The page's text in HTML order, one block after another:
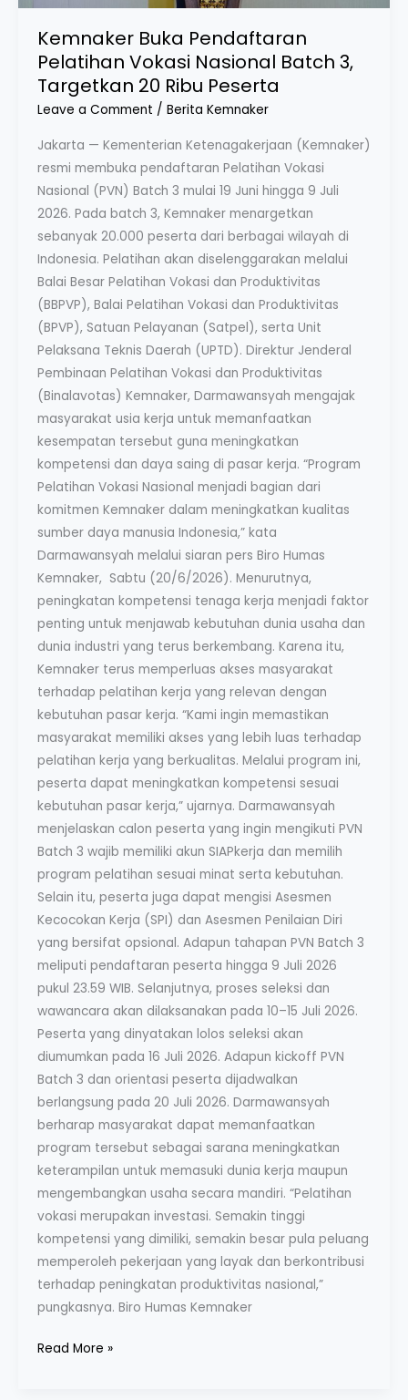
Kemnaker Buka Pendaftaran
Pelatihan Vokasi Nasional Batch 3,
Targetkan 20 Ribu Peserta
Leave a Comment / Berita Kemnaker
Jakarta — Kementerian Ketenagakerjaan (Kemnaker)
resmi membuka pendaftaran Pelatihan Vokasi
Nasional (PVN) Batch 3 mulai 19 Juni hingga 9 Juli
2026. Pada batch 3, Kemnaker menargetkan
sebanyak 20.000 peserta dari berbagai wilayah di
Indonesia. Pelatihan akan diselenggarakan melalui
Balai Besar Pelatihan Vokasi dan Produktivitas
(BBPVP), Balai Pelatihan Vokasi dan Produktivitas
(BPVP), Satuan Pelayanan (Satpel), serta Unit
Pelaksana Teknis Daerah (UPTD). Direktur Jenderal
Pembinaan Pelatihan Vokasi dan Produktivitas
(Binalavotas) Kemnaker, Darmawansyah mengajak
masyarakat usia kerja untuk memanfaatkan
kesempatan tersebut guna meningkatkan
kompetensi dan daya saing di pasar kerja. “Program
Pelatihan Vokasi Nasional menjadi bagian dari
komitmen Kemnaker dalam meningkatkan kualitas
sumber daya manusia Indonesia,” kata
Darmawansyah melalui siaran pers Biro Humas
Kemnaker, Sabtu (20/6/2026). Menurutnya,
peningkatan kompetensi tenaga kerja menjadi faktor
penting untuk menjawab kebutuhan dunia usaha dan
dunia industri yang terus berkembang. Karena itu,
Kemnaker terus memperluas akses masyarakat
terhadap pelatihan kerja yang relevan dengan
kebutuhan pasar kerja. “Kami ingin memastikan
masyarakat memiliki akses yang lebih luas terhadap
pelatihan kerja yang berkualitas. Melalui program ini,
peserta dapat meningkatkan kompetensi sesuai
kebutuhan pasar kerja,” ujarnya. Darmawansyah
menjelaskan calon peserta yang ingin mengikuti PVN
Batch 3 wajib memiliki akun SIAPkerja dan memilih
program pelatihan sesuai minat serta kebutuhan.
Selain itu, peserta juga dapat mengisi Asesmen
Kecocokan Kerja (SPI) dan Asesmen Penilaian Diri
yang bersifat opsional. Adapun tahapan PVN Batch 3
meliputi pendaftaran peserta hingga 9 Juli 2026
pukul 23.59 WIB. Selanjutnya, proses seleksi dan
wawancara akan dilaksanakan pada 10–15 Juli 2026.
Peserta yang dinyatakan lolos seleksi akan
diumumkan pada 16 Juli 2026. Adapun kickoff PVN
Batch 3 dan orientasi peserta dijadwalkan
berlangsung pada 20 Juli 2026. Darmawansyah
berharap masyarakat dapat memanfaatkan
program tersebut sebagai sarana meningkatkan
keterampilan untuk memasuki dunia kerja maupun
mengembangkan usaha secara mandiri. “Pelatihan
vokasi merupakan investasi. Semakin tinggi
kompetensi yang dimiliki, semakin besar pula peluang
memperoleh pekerjaan yang layak dan berkontribusi
terhadap peningkatan produktivitas nasional,”
pungkasnya. Biro Humas Kemnaker
Ribu
Peserta
Read More »